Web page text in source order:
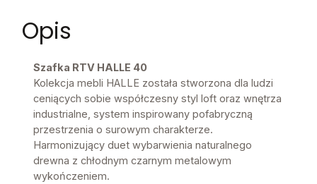
Opis
Szafka RTV HALLE 40
Kolekcja mebli HALLE została stworzona dla ludzi
ceniących sobie współczesny styl loft oraz wnętrza
industrialne, system inspirowany pofabryczną
przestrzenia o surowym charakterze.
Harmonizujący duet wybarwienia naturalnego
drewna z chłodnym czarnym metalowym
wykończeniem.